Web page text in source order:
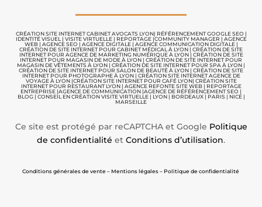
CRÉATION SITE INTERNET CABINET AVOCATS LYON| RÉFÉRENCEMENT GOOGLE SEO |
IDENTITÉ VISUEL | VISITE VIRTUELLE| REPORTAGE |COMMUNITY MANAGER | AGENCE
WEB| AGENCE SEO | AGENCE DIGITALE| AGENCE COMMUNICATIONDIGITALE |
CRÉATION DE SITE INTERNET POUR CABINET MÉDICAL À LYON | CRÉATION DE SITE
INTERNET POUR AGENCE DE MARKETING NUMÉRIQUE À LYON| CRÉATION DE SITE
INTERNET POUR MAGASIN DE MODE À LYON | CRÉATION DE SITE INTERNET POUR
MAGASIN DE VÊTEMENTS À LYON | CRÉATION DE SITE INTERNET POUR SPA À LYON |
CRÉATION DE SITE INTERNET POUR SALON DE BEAUTÉ À LYON | CRÉATION DE SITE
INTERNET POUR PHOTOGRAPHE À LYON| CRÉATION SITE INTERNET AGENCE DE
VOYAGE À LYON|CRÉATION SITE INTERNET POUR CAFÉ LYON| CRÉATION SITE
INTERNET POUR RESTAURANT LYON| AGENCE REFONTE SITE WEB| REPORTAGE
ENTREPRISE |AGENCE DE COMMUNICATION |AGENCE DE RÉFÉRENCEMENT SEO |
BLOG| CONSEIL EN CRÉATION VISITE VIRTUELLE| LYON | BORDEAUX | PARIS | NICE |
MARSEILLE
Ce site est protégé par reCAPTCHA et Google Politique
de confidentialité et Conditions d’utilisation.
Conditions générales de vente – Mentions légales – Politique de confidentialité